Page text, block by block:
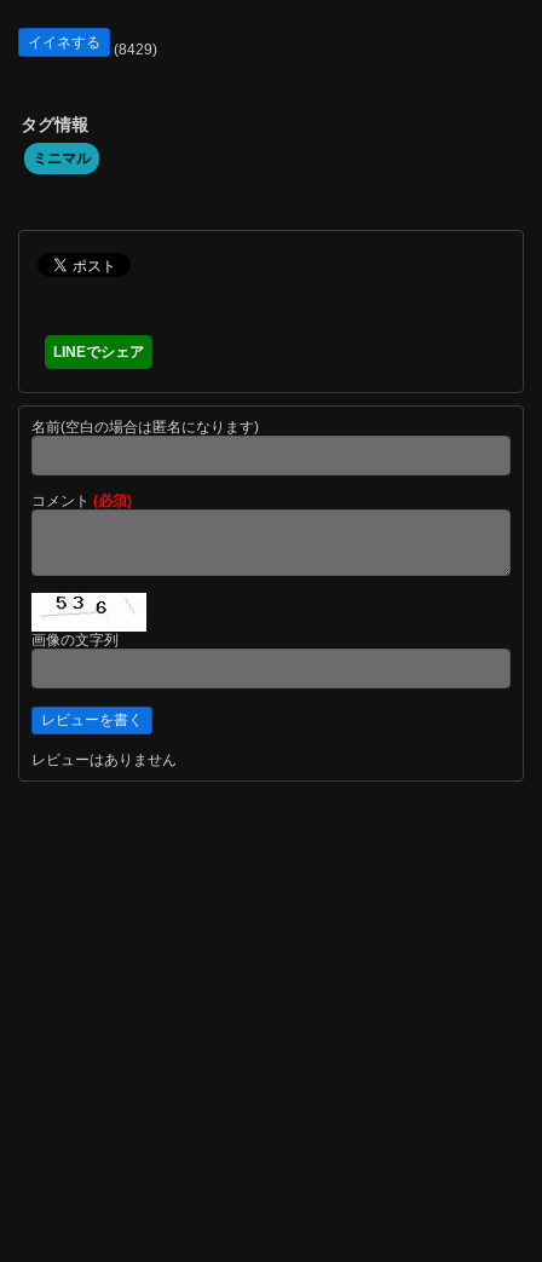
イイネする (8429)
タグ情報
ミニマル
LINEでシェア
名前(空白の場合は匿名になります)
コメント (必須)
画像の文字列
レビューはありません